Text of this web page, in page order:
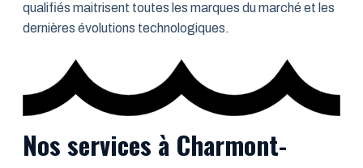
qualifiés maitrisent toutes les marques du marché et les
dernières évolutions technologiques.
Nos services à Charmont-